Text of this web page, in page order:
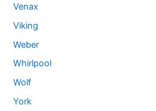
Venax
Viking
Weber
Whirlpool
Wolf
York